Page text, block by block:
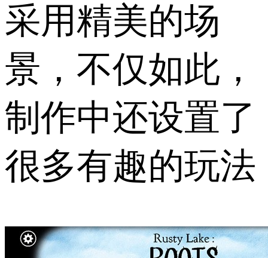
采用精美的场
景，不仅如此，
制作中还设置了
很多有趣的玩法